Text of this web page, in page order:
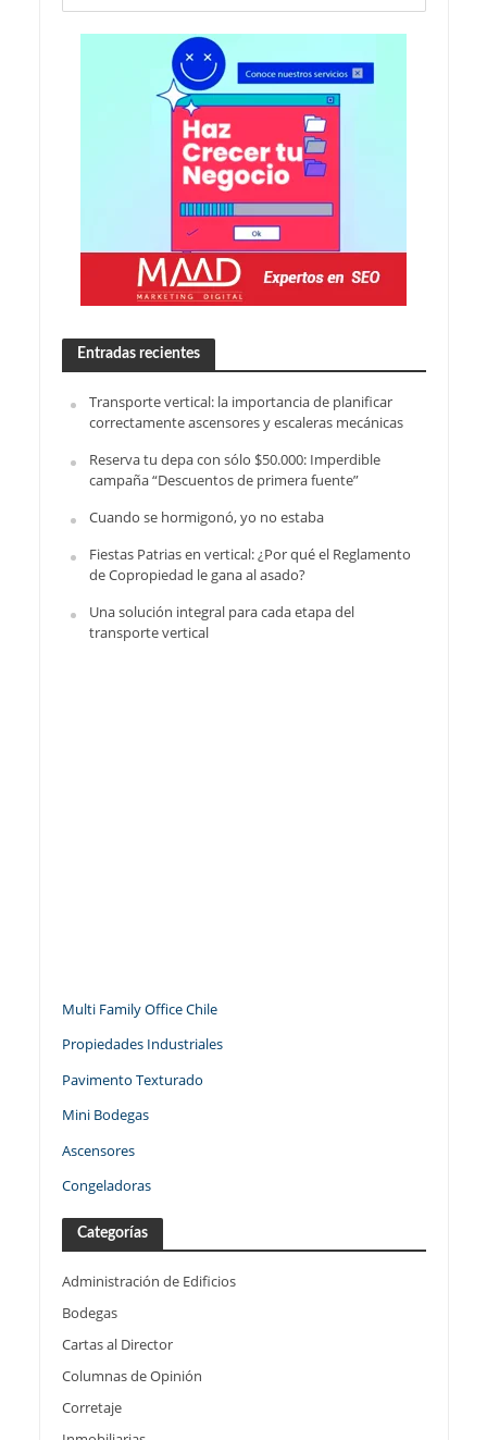
Entradas recientes
Transporte vertical: la importancia de planificar
correctamente ascensores y escaleras mecánicas
Reserva tu depa con sólo $50.000: Imperdible
campaña “Descuentos de primera fuente”
Cuando se hormigonó, yo no estaba
Fiestas Patrias en vertical: ¿Por qué el Reglamento
de Copropiedad le gana al asado?
Una solución integral para cada etapa del
transporte vertical
Multi Family Office Chile
Propiedades Industriales
Pavimento Texturado
Mini Bodegas
Ascensores
Congeladoras
Categorías
Administración de Edificios
Bodegas
Cartas al Director
Columnas de Opinión
Corretaje